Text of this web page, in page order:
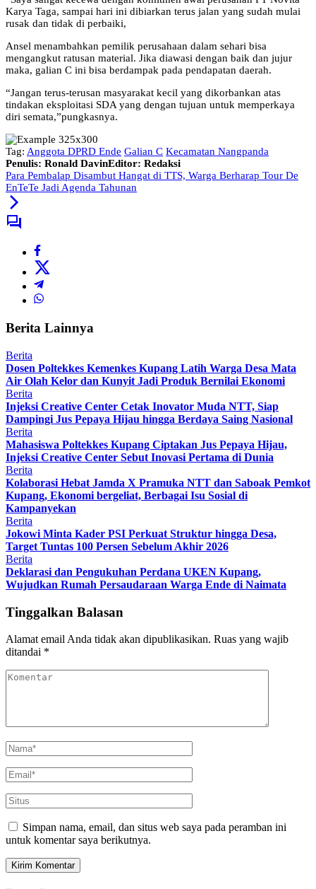
Karya Taga, sampai hari ini dibiarkan terus jalan yang sudah mulai
rusak dan tidak di perbaiki,
Ansel menambahkan pemilik perusahaan dalam sehari bisa
mengangkut ratusan material. Jika diawasi dengan baik dan jujur
maka, galian C ini bisa berdampak pada pendapatan daerah.
“Jangan terus-terusan masyarakat kecil yang dikorbankan atas
tindakan eksploitasi SDA yang dengan tujuan untuk memperkaya
diri semata,”pungkasnya.
Tag: Anggota DPRD Ende Galian C Kecamatan Nangpanda
Penulis: Ronald DavinEditor: Redaksi
Para Pembalap Disambut Hangat di TTS, Warga Berharap Tour De
EnTeTe Jadi Agenda Tahunan
Berita Lainnya
Berita
Dosen Poltekkes Kemenkes Kupang Latih Warga Desa Mata
Air Olah Kelor dan Kunyit Jadi Produk Bernilai Ekonomi
Berita
Injeksi Creative Center Cetak Inovator Muda NTT, Siap
Dampingi Jus Pepaya Hijau hingga Berdaya Saing Nasional
Berita
Mahasiswa Poltekkes Kupang Ciptakan Jus Pepaya Hijau,
Injeksi Creative Center Sebut Inovasi Pertama di Dunia
Berita
Kolaborasi Hebat Jamda X Pramuka NTT dan Saboak Pemkot
Kupang, Ekonomi bergeliat, Berbagai Isu Sosial di
Kampanyekan
Berita
Jokowi Minta Kader PSI Perkuat Struktur hingga Desa,
Target Tuntas 100 Persen Sebelum Akhir 2026
Berita
Deklarasi dan Pengukuhan Perdana UKEN Kupang,
Wujudkan Rumah Persaudaraan Warga Ende di Naimata
Tinggalkan Balasan
Alamat email Anda tidak akan dipublikasikan. Ruas yang wajib
ditandai *
Simpan nama, email, dan situs web saya pada peramban ini
untuk komentar saya berikutnya.